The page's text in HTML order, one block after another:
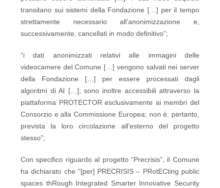
transitano sui sistemi della Fondazione […] per il tempo
strettamente necessario all’anonimizzazione e,
successivamente, cancellati in modo definitivo”;
“i dati anonimizzati relativi alle immagini delle
videocamere del Comune […] vengono salvati nei server
della Fondazione […] per essere processati dagli
algoritmi di AI […]; sono inoltre accessibili attraverso la
piattaforma PROTECTOR esclusivamente ai membri del
Consorzio e alla Commissione Europea; non è, pertanto,
prevista la loro circolazione all’esterno del progetto
stesso”;
Con specifico riguardo al progetto “Precrisis”, il Comune
ha dichiarato che “[per] PRECRISIS – PRotECting public
spaces thRough Integrated Smarter Innovative Security